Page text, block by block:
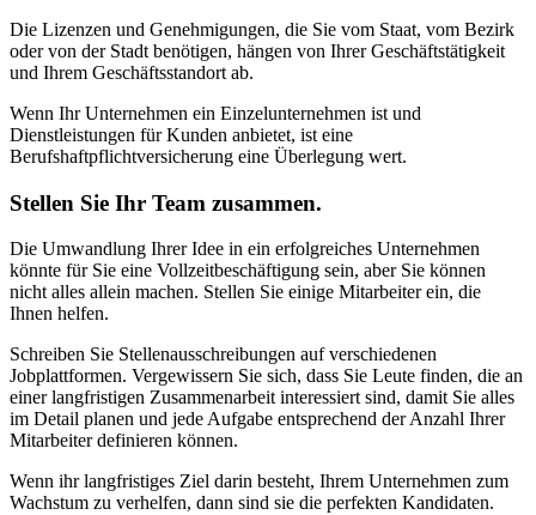
Die Lizenzen und Genehmigungen, die Sie vom Staat, vom Bezirk
oder von der Stadt benötigen, hängen von Ihrer Geschäftstätigkeit
und Ihrem Geschäftsstandort ab.
Wenn Ihr Unternehmen ein Einzelunternehmen ist und
Dienstleistungen für Kunden anbietet, ist eine
Berufshaftpflichtversicherung eine Überlegung wert.
Stellen Sie Ihr Team zusammen.
Die Umwandlung Ihrer Idee in ein erfolgreiches Unternehmen
könnte für Sie eine Vollzeitbeschäftigung sein, aber Sie können
nicht alles allein machen. Stellen Sie einige Mitarbeiter ein, die
Ihnen helfen.
Schreiben Sie Stellenausschreibungen auf verschiedenen
Jobplattformen. Vergewissern Sie sich, dass Sie Leute finden, die an
einer langfristigen Zusammenarbeit interessiert sind, damit Sie alles
im Detail planen und jede Aufgabe entsprechend der Anzahl Ihrer
Mitarbeiter definieren können.
Wenn ihr langfristiges Ziel darin besteht, Ihrem Unternehmen zum
Wachstum zu verhelfen, dann sind sie die perfekten Kandidaten.